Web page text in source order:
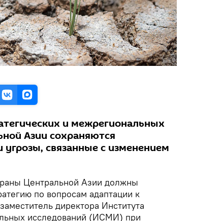
и межрегиональных
Азии сохраняются
связанные с изменением
Центральной Азии должны
по вопросам адаптации к
директора Института
исследований (ИСМИ) при